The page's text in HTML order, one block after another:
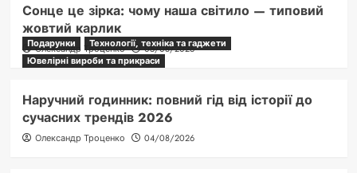
Сонце це зірка: чому наша світило — типовий
жовтий карлик
Олександр Троценко 05/08/2026
Подарунки
Технології, техніка та гаджети
Ювелірні вироби та прикраси
Наручний годинник: повний гід від історії до
сучасних трендів 2026
Олександр Троценко 04/08/2026